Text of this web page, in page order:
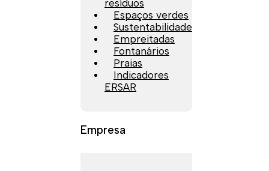
resíduos
Espaços verdes
Sustentabilidade
Empreitadas
Fontanários
Praias
Indicadores
ERSAR
Empresa